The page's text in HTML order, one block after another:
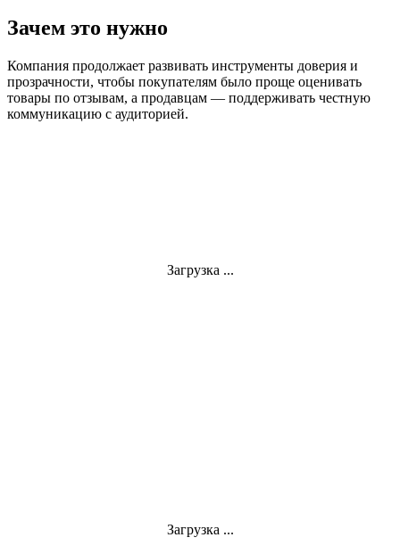
Зачем это нужно
Компания продолжает развивать инструменты доверия и
прозрачности, чтобы покупателям было проще оценивать
товары по отзывам, а продавцам — поддерживать честную
коммуникацию с аудиторией.
Загрузка ...
Загрузка ...